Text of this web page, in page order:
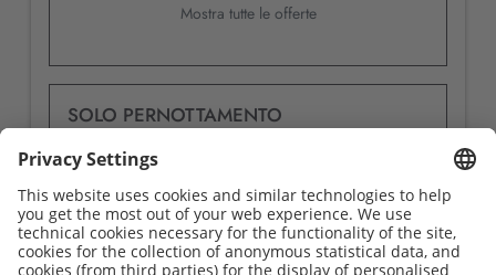
Mostra tutte le offerte
SOLO PERNOTTAMENTO
Disponibile su 9 - 10 ago
Nessun pagamento anticipato. Pagamento in
albergo.
Tariffa non rimborsabile